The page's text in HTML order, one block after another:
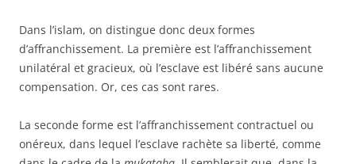
Dans l’islam, on distingue donc deux formes
d’affranchissement. La première est l’affranchissement
unilatéral et gracieux, où l’esclave est libéré sans aucune
compensation. Or, ces cas sont rares.
La seconde forme est l’affranchissement contractuel ou
onéreux, dans lequel l’esclave rachète sa liberté, comme